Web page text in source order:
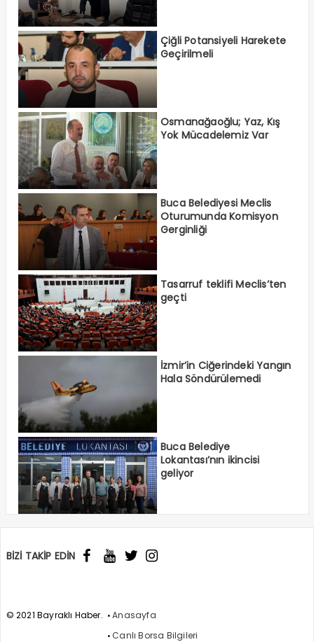
Çiğli Potansiyeli Harekete
Geçirilmeli
Osmanağaoğlu; Yaz, Kış
Yok Mücadelemiz Var
Buca Belediyesi Meclis
Oturumunda Komisyon
Gerginliği
Tasarruf teklifi Meclis’ten
geçti
İzmir’in Ciğerindeki Yangın
Hala Söndürülemedi
Buca Belediye
Lokantası’nın ikincisi
geliyor
BİZİ TAKİP EDİN
© 2021 Bayraklı Haber.
Anasayfa
Canlı Borsa Bilgileri